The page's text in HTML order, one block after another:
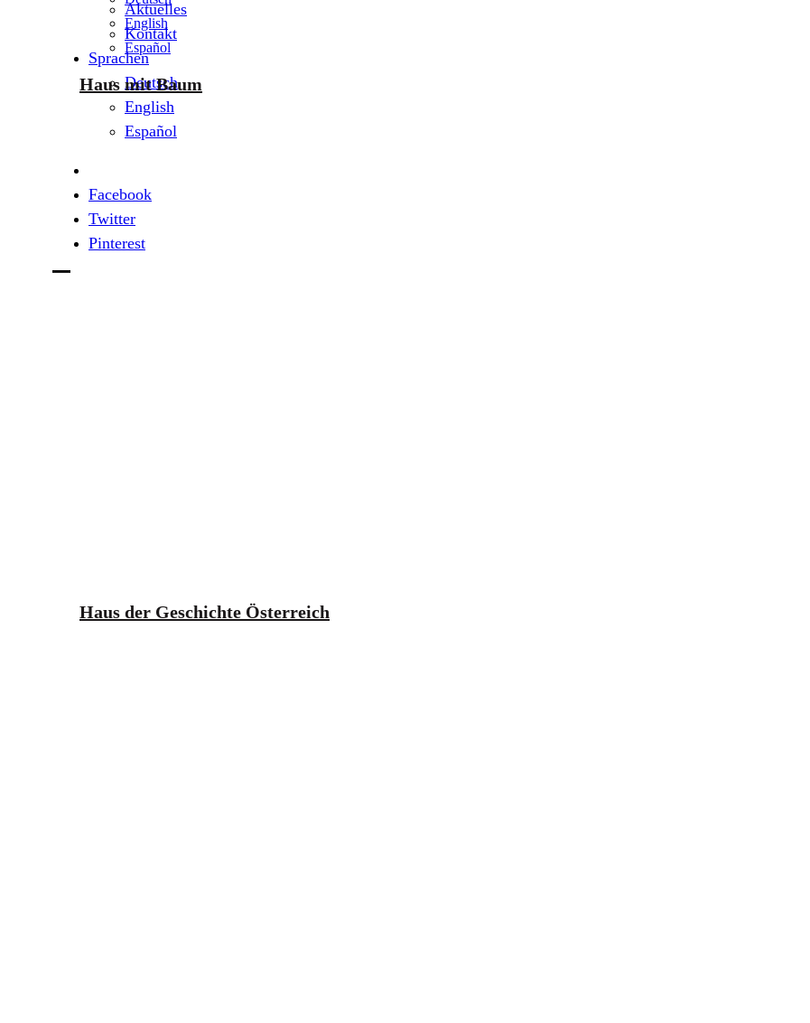
Aktuelles
Kontakt
Sprachen
Deutsch
English
Español
Facebook
Twitter
Pinterest
English
Español
Haus mit Baum
Haus der Geschichte Österreich